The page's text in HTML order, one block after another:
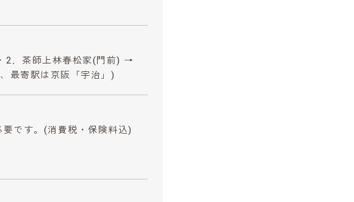
2．茶師上林春松家(門前) →
寄駅は京阪「宇治」)
です。 (消費税・保険料込)